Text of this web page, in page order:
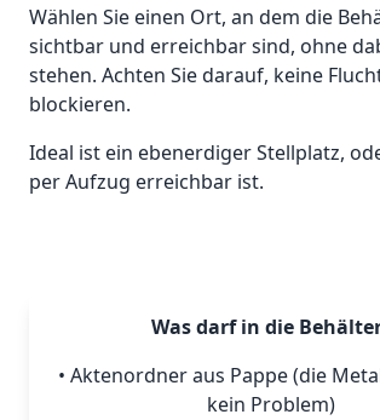
Wählen Sie einen Ort, an dem die
sichtbar und erreichbar sind, ohne
stehen. Achten Sie darauf, keine
blockieren.
Ideal ist ein ebenerdiger Stellplatz,
per Aufzug erreichbar ist.
Was darf in die
• Aktenordner aus Pappe (die
kein Problem)